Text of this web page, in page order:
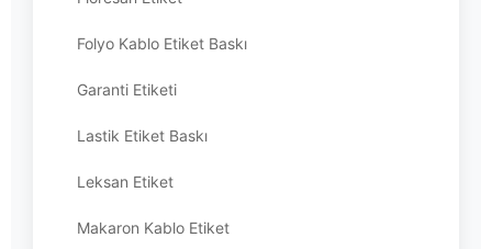
Folyo Kablo Etiket Baskı
Garanti Etiketi
Lastik Etiket Baskı
Leksan Etiket
Makaron Kablo Etiket